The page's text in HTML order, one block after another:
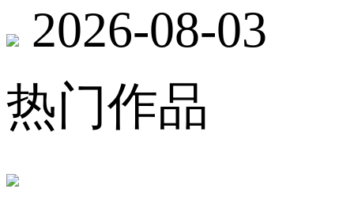
2026-08-03
热门作品